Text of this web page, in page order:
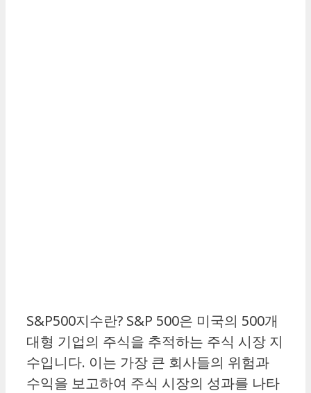
S&P500지수란? S&P 500은 미국의 500개
대형 기업의 주식을 추적하는 주식 시장 지
수입니다. 이는 가장 큰 회사들의 위험과
수익을 보고하여 주식 시장의 성과를 나타